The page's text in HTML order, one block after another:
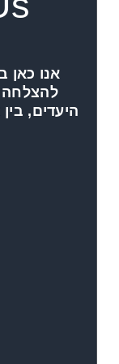
אנו כאן
להצלחה
היעדים,